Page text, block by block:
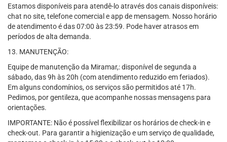
Estamos disponíveis para atendê-lo através dos canais disponíveis:
chat no site, telefone comercial e app de mensagem. Nosso horário
de atendimento é das 07:00 às 23:59. Pode haver atrasos em
períodos de alta demanda.
13. MANUTENÇÃO:
Equipe de manutenção da Miramar,: disponível de segunda a
sábado, das 9h às 20h (com atendimento reduzido em feriados).
Em alguns condomínios, os serviços são permitidos até 17h.
Pedimos, por gentileza, que acompanhe nossas mensagens para
orientações.
IMPORTANTE: Não é possível flexibilizar os horários de check-in e
check-out. Para garantir a higienização e um serviço de qualidade,